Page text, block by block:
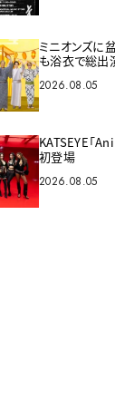
ミニオンズに
も浴衣で総出
2026.08.05
KATSEYE「
初登場
2026.08.05